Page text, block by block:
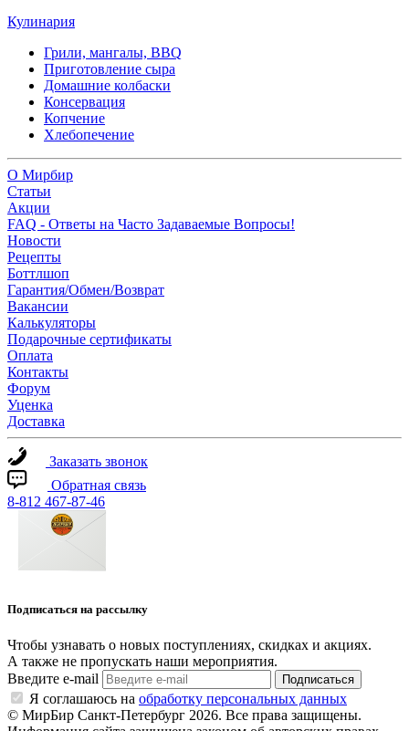
Кулинария
Грили, мангалы, BBQ
Приготовление сыра
Домашние колбаски
Консервация
Копчение
Хлебопечение
О Мирбир
Статьи
Акции
FAQ - Ответы на Часто Задаваемые Вопросы!
Новости
Рецепты
Боттлшоп
Гарантия/Обмен/Возврат
Вакансии
Калькуляторы
Подарочные сертификаты
Оплата
Контакты
Форум
Уценка
Доставка
Заказать звонок
Обратная связь
8-812 467-87-46
Подписаться на рассылку
Чтобы узнавать о новых поступлениях, скидках и акциях.
А также не пропускать наши мероприятия.
Введите e-mail
Подписаться
Я соглашаюсь на обработку персональных данных
© МирБир Санкт-Петербург 2026. Все права защищены.